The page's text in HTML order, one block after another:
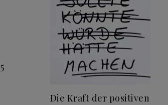
Die Kraft der positiven